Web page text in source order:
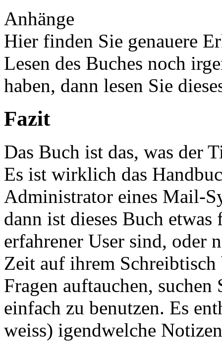
Anhänge
Hier finden Sie genauere
Lesen des Buches noch
haben, dann lesen Sie
Fazit
Das Buch ist das, was der
Es ist wirklich das
Administrator eines Mail-
dann ist dieses Buch
erfahrener User sind, oder
Zeit auf ihrem
Fragen auftauchen,
einfach zu benutzen. Es
weiss) igendwelche